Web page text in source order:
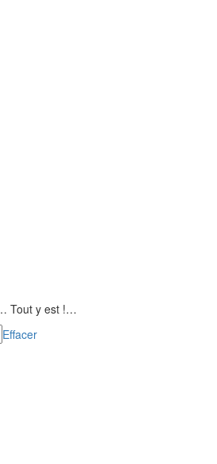
Tout y est !…
Effacer